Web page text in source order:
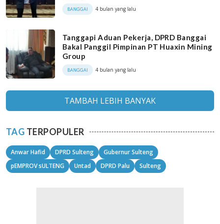
BANGGAI 4 bulan yang lalu
Tanggapi Aduan Pekerja, DPRD Banggai
Bakal Panggil Pimpinan PT Huaxin Mining
Group
BANGGAI 4 bulan yang lalu
TAMBAH LEBIH BANYAK
TAG TERPOPULER
Anwar Hafid DPRD Sulteng
Gubernur Sulteng
pEMPROV sULTENG
Untad DPRD Palu Sulteng